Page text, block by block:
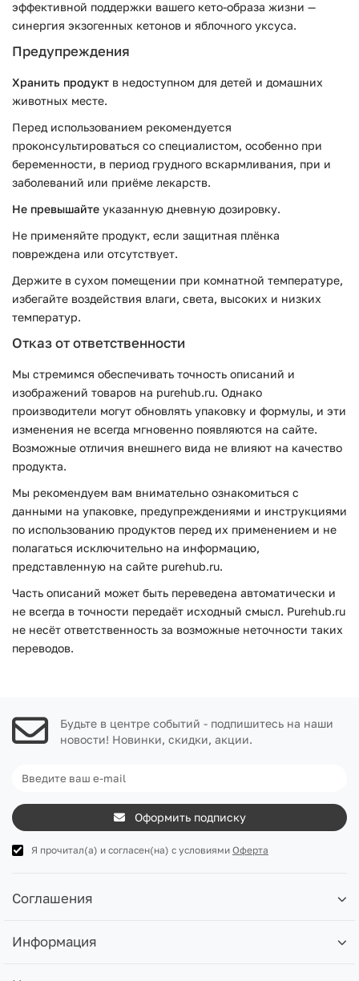
эффективной поддержки вашего кето-образа жизни —
синергия экзогенных кетонов и яблочного уксуса.
Предупреждения
Хранить продукт в недоступном для детей и домашних
животных месте.
Перед использованием рекомендуется
проконсультироваться со специалистом, особенно при
беременности, в период грудного вскармливания, при и
заболеваний или приёме лекарств.
Не превышайте указанную дневную дозировку.
Не применяйте продукт, если защитная плёнка
повреждена или отсутствует.
Держите в сухом помещении при комнатной температуре,
избегайте воздействия влаги, света, высоких и низких
температур.
Отказ от ответственности
Мы стремимся обеспечивать точность описаний и
изображений товаров на purehub.ru. Однако
производители могут обновлять упаковку и формулы, и эти
изменения не всегда мгновенно появляются на сайте.
Возможные отличия внешнего вида не влияют на качество
продукта.
Мы рекомендуем вам внимательно ознакомиться с
данными на упаковке, предупреждениями и инструкциями
по использованию продуктов перед их применением и не
полагаться исключительно на информацию,
представленную на сайте purehub.ru.
Часть описаний может быть переведена автоматически и
не всегда в точности передаёт исходный смысл. Purehub.ru
не несёт ответственность за возможные неточности таких
переводов.
Будьте в центре событий - подпишитесь на наши
новости! Новинки, скидки, акции.
Оформить подписку
Я прочитал(а) и согласен(на) с условиями Оферта
Соглашения
Информация